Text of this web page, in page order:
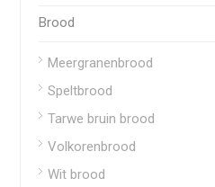
Brood
Meergranenbrood
Speltbrood
Tarwe bruin brood
Volkorenbrood
Wit brood